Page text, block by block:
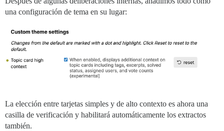
una configuración de tema en su lugar:
La elección entre tarjetas simples y de alto contexto es ahora una
casilla de verificación y habilitará automáticamente los extractos
también.